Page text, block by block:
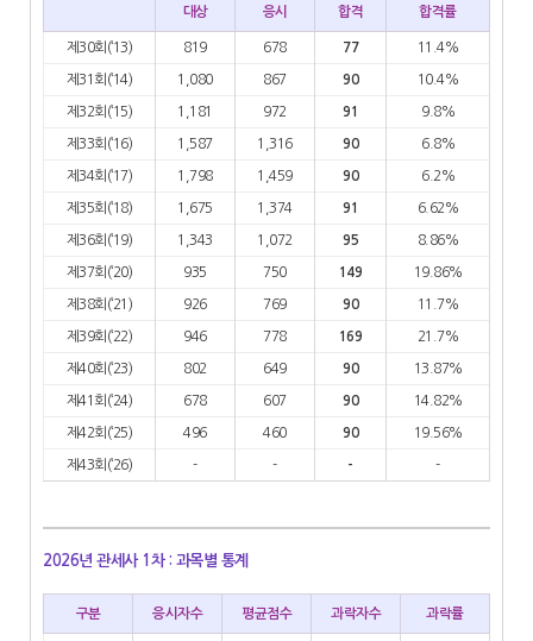
대상 응시 합격 합격률
제30회(‘13) 819 678 77 11.4%
제31회(‘14) 1,080 867 90 10.4%
제32회(‘15) 1,181 972 91 9.8%
제33회(‘16) 1,587 1,316 90 6.8%
제34회(‘17) 1,798 1,459 90 6.2%
제35회(‘18) 1,675 1,374 91 6.62%
제36회(‘19) 1,343 1,072 95 8.86%
제37회(‘20) 935 750 149 19.86%
제38회(‘21) 926 769 90 11.7%
제39회(‘22) 946 778 169 21.7%
제40회(‘23) 802 649 90 13.87%
제41회(‘24) 678 607 90 14.82%
제42회(‘25) 496 460 90 19.56%
제43회(‘26) - - - -
2026년 관세사 1차 : 과목별 통계
구분 응시자수 평균점수 과락자수 과락률